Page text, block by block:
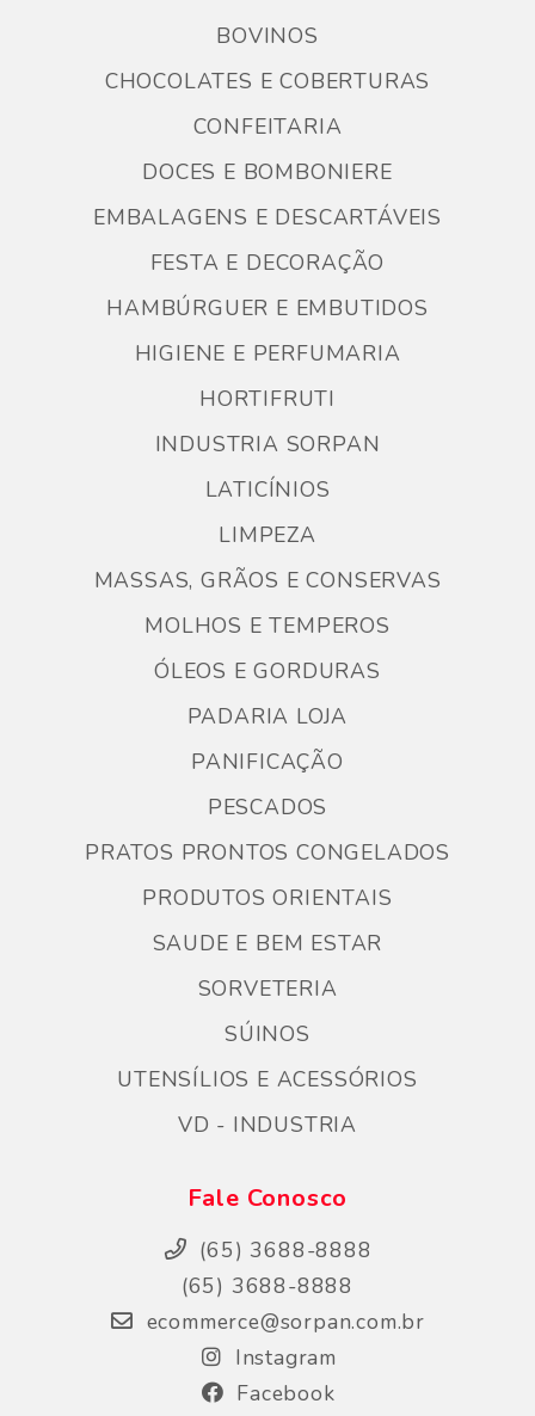
BOVINOS
CHOCOLATES E COBERTURAS
CONFEITARIA
DOCES E BOMBONIERE
EMBALAGENS E DESCARTÁVEIS
FESTA E DECORAÇÃO
HAMBÚRGUER E EMBUTIDOS
HIGIENE E PERFUMARIA
HORTIFRUTI
INDUSTRIA SORPAN
LATICÍNIOS
LIMPEZA
MASSAS, GRÃOS E CONSERVAS
MOLHOS E TEMPEROS
ÓLEOS E GORDURAS
PADARIA LOJA
PANIFICAÇÃO
PESCADOS
PRATOS PRONTOS CONGELADOS
PRODUTOS ORIENTAIS
SAUDE E BEM ESTAR
SORVETERIA
SÚINOS
UTENSÍLIOS E ACESSÓRIOS
VD - INDUSTRIA
Fale Conosco
(65) 3688-8888
(65) 3688-8888
ecommerce@sorpan.com.br
Instagram
Facebook